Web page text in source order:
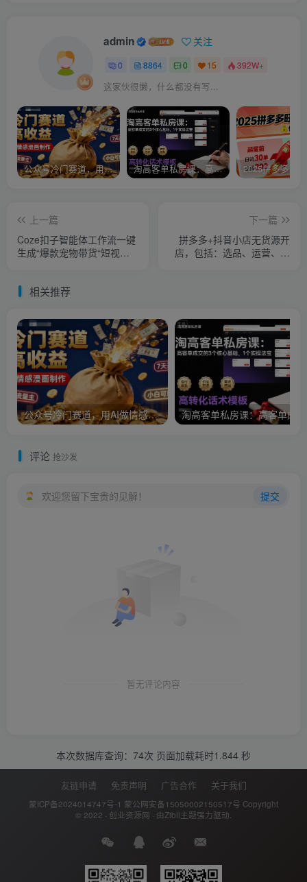
admin 关注
0 8864 0 15 392W+
这家伙很懒，什么都没有写...
公众号冷门赛道，用AI做情感漫画，7天开通流量主，操作简单，小白可玩 淘高客单私房课：高客单成交的3个核心基础，1个实操法宝
上一篇
Coze扣子智能体工作流一键
生成“爆款宠物带货“短视
下一篇
拼多多+抖音小店无货源开
店，包括：选品、运营、基
相关推荐
公众号冷门赛道，用AI做情感漫画，7天开通流量主，操作简单，小白可玩
评论 抢沙发
欢迎您留下宝贵的见解！ 提交
暂无评论内容
本次数据库查询：74次 页面加载耗时1.844 秒
友链申请 免责声明 广告合作 关于我们
蒙ICP备2024014747号-1 蒙公网安备15050002150517号 Copyright
© 2022 · 创业资源网 · 由Zibll主题强力驱动.